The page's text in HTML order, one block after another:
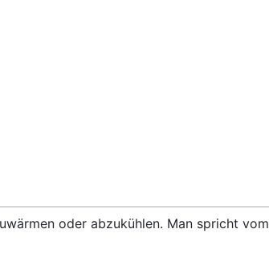
oder abzukühlen. Man spricht vom